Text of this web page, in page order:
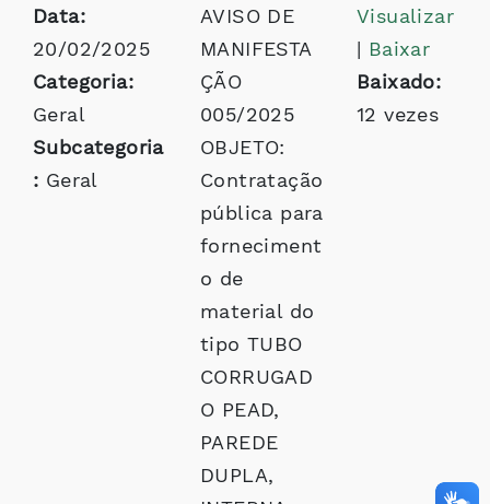
Data:
20/02/2025
Categoria:
Geral
Subcategoria
: Geral
AVISO DE
MANIFESTA
ÇÃO
005/2025
OBJETO:
Contratação
pública para
forneciment
o de
material do
tipo TUBO
CORRUGAD
O PEAD,
PAREDE
DUPLA,
Visualizar
| Baixar
Baixado:
12 vezes